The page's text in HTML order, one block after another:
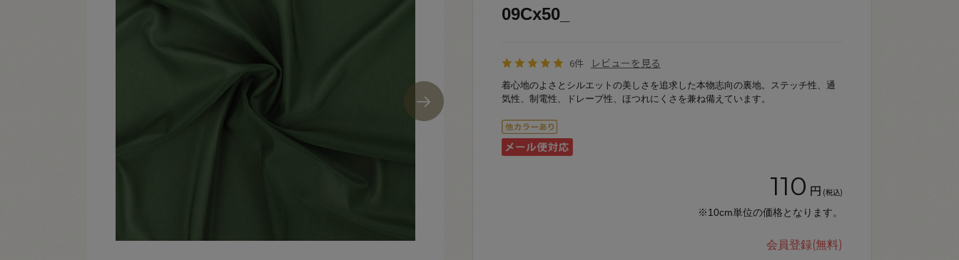
09Cx50_
6件 レビューを見る
着心地のよさとシルエットの美しさを追求した本物志向の裏地。ステッチ性、通
気性、制電性、ドレープ性、ほつれにくさを兼ね備えています。
110 円 (税込)
※10cm単位の価格となります。
会員登録(無料)